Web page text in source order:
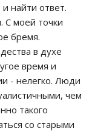
найти ответ.
С моей точки
бремя.
в духе
время и
- нелегко. Люди
чем
такого
со старыми